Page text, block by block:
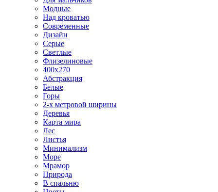
Модные
Над кроватью
Современные
Дизайн
Серые
Светлые
Флизелиновые
400х270
Абстракция
Белые
Горы
2-х метровой ширины
Деревья
Карта мира
Лес
Листья
Минимализм
Море
Мрамор
Природа
В спальню